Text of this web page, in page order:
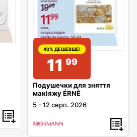
40% ДЕШЕВШЕ!
11 99
Подушечки для зняття
макіяжу ÉRNÈ
5 -12 серп. 2026